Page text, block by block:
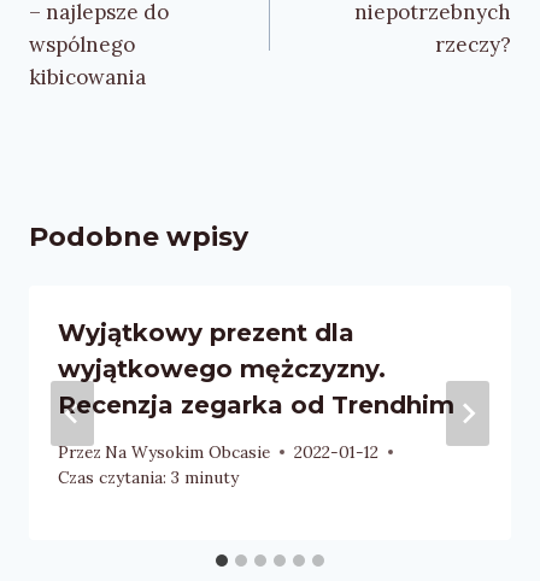
– najlepsze do
wspólnego
kibicowania
niepotrzebnych
rzeczy?
Podobne wpisy
Wyjątkowy prezent dla
wyjątkowego mężczyzny.
Recenzja zegarka od Trendhim
Przez Na Wysokim Obcasie
2022-01-12
Czas czytania: 3 minuty